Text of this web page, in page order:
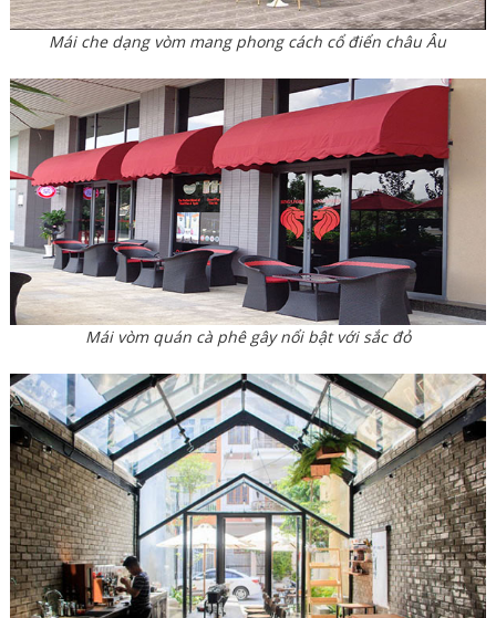
Mái che dạng vòm mang phong cách cổ điển châu Âu
Mái vòm quán cà phê gây nổi bật với sắc đỏ